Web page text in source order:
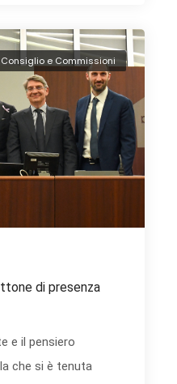
Consiglio e Commissioni
di presenza
e il pensiero
che si è tenuta